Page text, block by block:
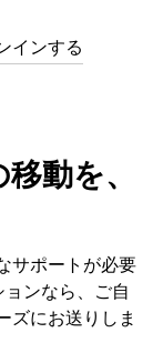
インする
動を、
サポートが必要
ンなら、ご自
ズにお送りしま